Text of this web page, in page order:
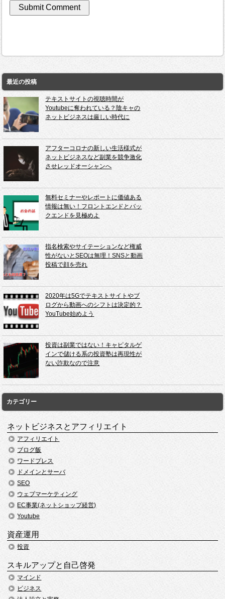
最近の投稿
テキストサイトの視聴時間が
Youtubeに奪われている？陰キャの
ネットビジネスは厳しい時代に
アフターコロナの新しい生活様式が
ネットビジネスなど副業を競争激化
させレッドオーシャンへ
無料セミナーやレポートに価値ある
情報は無い！フロントエンドとバッ
クエンドを見極めよ
指名検索やサイテーションなど権威
性がないとSEOは無理！SNSと動画
投稿で顔を売れ
2020年は5Gでテキストサイトやブ
ログから動画へのシフトは決定的？
YouTube始めよう
投資は副業ではない！キャピタルゲ
インで儲ける系の投資塾は再現性が
ない詐欺なので注意
カテゴリー
ネットビジネスとアフィリエイト
アフィリエイト
ブログ飯
ワードプレス
ドメインとサーバ
SEO
ウェブマーケティング
EC事業(ネットショップ経営)
Youtube
資産運用
投資
スキルアップと自己啓発
マインド
ビジネス